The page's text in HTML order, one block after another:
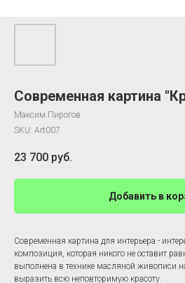
Современная картина
Максим Пирогов
SKU: Art007
23 700 руб.
Добавить в
Современная картина для интерьера -
композиция, которая никого не оставит
выполнена в технике масляной живописи
выразить всю неповторимую красоту.